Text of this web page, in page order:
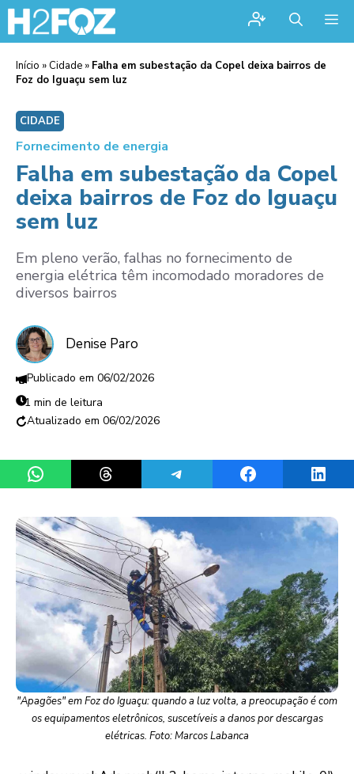
Início » Cidade » Falha em subestação da Copel deixa bairros de
Foz do Iguaçu sem luz
CIDADE
Fornecimento de energia
Falha em subestação da Copel
deixa bairros de Foz do Iguaçu
sem luz
Em pleno verão, falhas no fornecimento de
energia elétrica têm incomodado moradores de
diversos bairros
Denise Paro
06/02/2026
1 min de leitura
06/02/2026
Share on WhatsAppShare on ThreadsShare on TelegramShare on Facebook
"Apagões" em Foz do Iguaçu: quando a luz volta, a preocupação é com
os equipamentos eletrônicos, suscetíveis a danos por descargas
elétricas. Foto: Marcos Labanca